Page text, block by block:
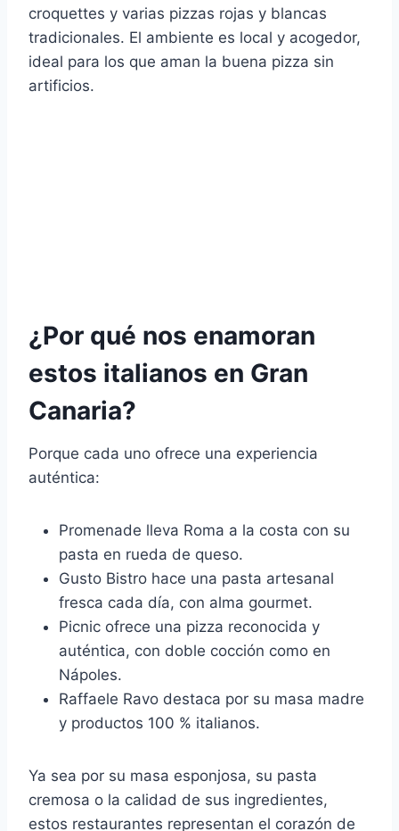
croquettes y varias pizzas rojas y blancas
tradicionales. El ambiente es local y acogedor,
ideal para los que aman la buena pizza sin
artificios.
¿Por qué nos enamoran
estos italianos en Gran
Canaria?
Porque cada uno ofrece una experiencia
auténtica:
Promenade lleva Roma a la costa con su
pasta en rueda de queso.
Gusto Bistro hace una pasta artesanal
fresca cada día, con alma gourmet.
Picnic ofrece una pizza reconocida y
auténtica, con doble cocción como en
Nápoles.
Raffaele Ravo destaca por su masa madre
y productos 100 % italianos.
Ya sea por su masa esponjosa, su pasta
cremosa o la calidad de sus ingredientes,
estos restaurantes representan el corazón de